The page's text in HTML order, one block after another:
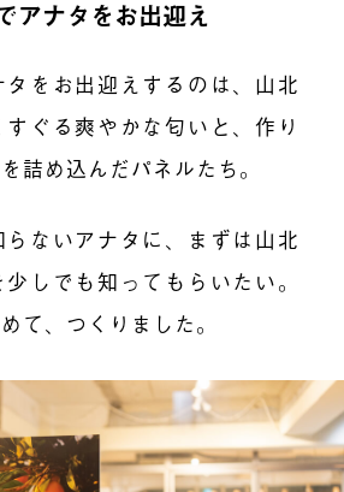
アナタをお出迎え
をお出迎えするのは、山北
ぐる爽やかな匂いと、作り
詰め込んだパネルたち。
ないアナタに、まずは山北
しでも知ってもらいたい。
て、つくりました。